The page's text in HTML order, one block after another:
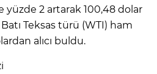
yüzde 2 artarak 100,48 dolar
Teksas türü (WTI) ham
alıcı buldu.